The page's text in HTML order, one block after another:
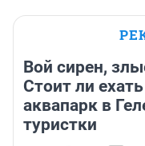
Вой сирен,
Стоит ли
аквапарк в
туристки